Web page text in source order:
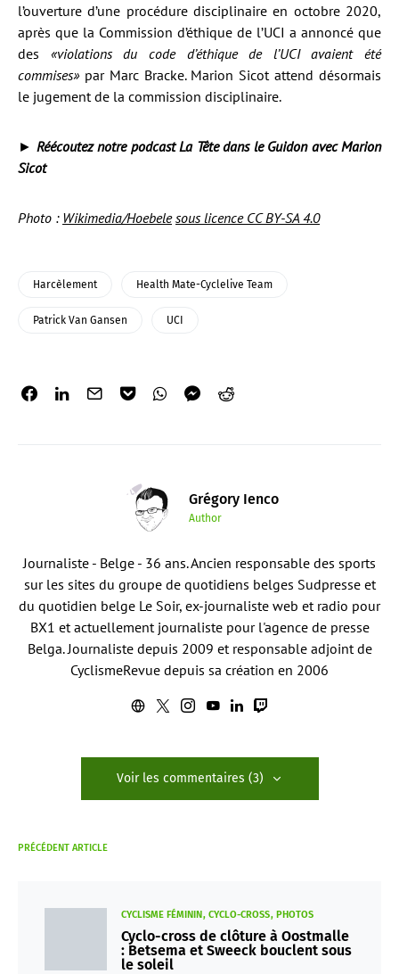
l’ouverture d’une procédure disciplinaire en octobre 2020,
après que la Commission d’éthique de l’UCI a annoncé que
des «violations du code d’éthique de l’UCI avaient été
commises»par Marc Bracke. Marion Sicot attend désormais
le jugement de la commission disciplinaire.
► Réécoutez notre podcast La Tête dans le Guidon avec Marion
Sicot
Photo : Wikimedia/Hoebele sous licence CC BY-SA 4.0
Harcèlement Health Mate-Cyclelive Team
Patrick Van Gansen UCI
Grégory Ienco
Author
Journaliste - Belge - 36 ans. Ancien responsable des sports
sur les sites du groupe de quotidiens belges Sudpresse et
du quotidien belge Le Soir, ex-journaliste web et radio pour
BX1 et actuellement journaliste pour l'agence de presse
Belga. Journaliste depuis 2009 et responsable adjoint de
CyclismeRevue depuis sa création en 2006
Voir les commentaires (3)
PRÉCÉDENT ARTICLE
CYCLISME FÉMININ CYCLO-CROSS PHOTOS
Cyclo-cross de clôture à Oostmalle
: Betsema et Sweeck bouclent sous
le soleil